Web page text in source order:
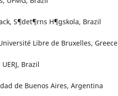
S¶det¶rns H¶gskola, Brazil
Libre de Bruxelles, Greece
Brazil
de Buenos Aires, Argentina